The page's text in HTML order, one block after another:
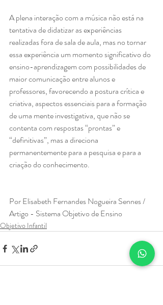
A plena interação com a música não está na
tentativa de didatizar as experiências
realizadas fora de sala de aula, mas no tornar
essa experiência um momento significativo do
ensino-aprendizagem com possibilidades de
maior comunicação entre alunos e
professores, favorecendo a postura crítica e
criativa, aspectos essenciais para a formação
de uma mente investigativa, que não se
contenta com respostas “prontas” e
“definitivas”, mas a direciona
permanentemente para a pesquisa e para a
criação do conhecimento.
Por Elisabeth Fernandes Nogueira Sennes /
Artigo - Sistema Objetivo de Ensino
Objetivo Infantil